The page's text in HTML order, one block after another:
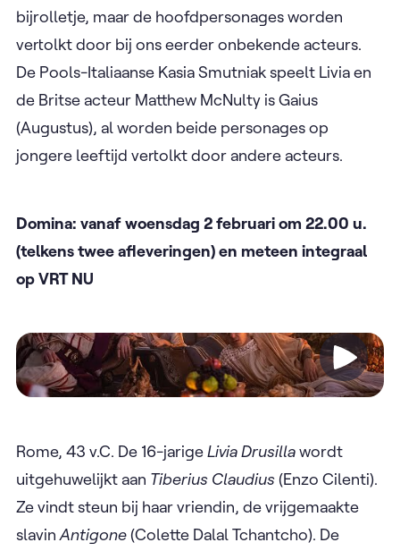
bijrolletje, maar de hoofdpersonages worden
vertolkt door bij ons eerder onbekende acteurs.
De Pools-Italiaanse Kasia Smutniak speelt Livia en
de Britse acteur Matthew McNulty is Gaius
(Augustus), al worden beide personages op
jongere leeftijd vertolkt door andere acteurs.
Domina: vanaf woensdag 2 februari om 22.00 u.
(telkens twee afleveringen) en meteen integraal
op VRT NU
Video
Rome, 43 v.C. De 16-jarigeLivia Drusillawordt
uitgehuwelijkt aan Tiberius Claudius(Enzo Cilenti).
Ze vindt steun bij haar vriendin, de vrijgemaakte
slavinAntigone(Colette Dalal Tchantcho). De